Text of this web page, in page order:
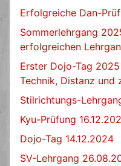
Erfolgreiche Dan-
Sommerlehrgang
erfolgreichen
Erster Dojo-Tag
Technik, Distanz und
Stilrichtungs-
Kyu-Prüfung
Dojo-Tag 14.12.2024
SV-Lehrgang